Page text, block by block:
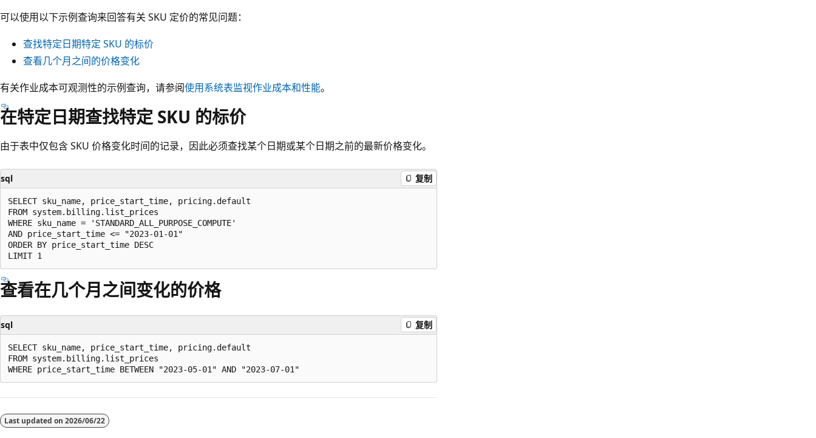
可以使用以下示例查询来回答有关 SKU 定价的常见问题：
查找特定日期特定 SKU 的标价
查看几个月之间的价格变化
有关作业成本可观测性的示例查询，请参阅使用系统表监视作业成本和性能。
在特定日期查找特定 SKU 的标价
由于表中仅包含 SKU 价格变化时间的记录，因此必须查找某个日期或某个日期之前的最新价格变化。
sql 复制
SELECT sku_name, price_start_time, pricing.default
FROM system.billing.list_prices
WHERE sku_name = 'STANDARD_ALL_PURPOSE_COMPUTE'
AND price_start_time <= "2023-01-01"
ORDER BY price_start_time DESC
查看在几个月之间变化的价格
sql 复制
SELECT sku_name, price_start_time, pricing.default
FROM system.billing.list_prices
Last updated on 2026/06/22